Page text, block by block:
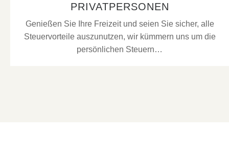
PRIVATPERSONEN
Genießen Sie Ihre Freizeit und seien Sie sicher, alle
Steuervorteile auszunutzen, wir kümmern uns um die
persönlichen Steuern…